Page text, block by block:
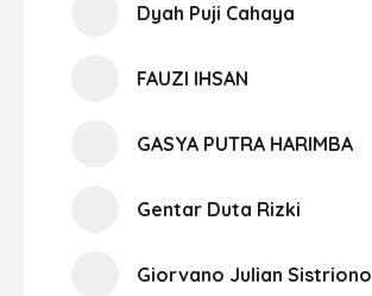
Dyah Puji Cahaya
FAUZI IHSAN
GASYA PUTRA HARIMBA
Gentar Duta Rizki
Giorvano Julian Sistriono